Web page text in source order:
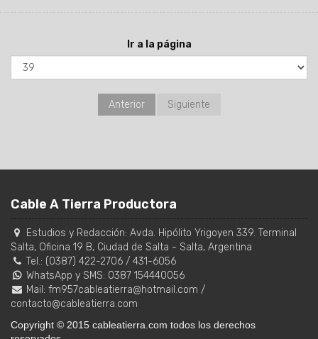
Ir a la página
Anterior Siguiente
Cable A Tierra Productora
Estudios y Redacción: Avda. Hipólito Yrigoyen 339. Terminal
Salta, Oficina 19 B, Ciudad de Salta - Salta, Argentina
Tel.: (0387) 422-2706 / 431-6056
WhatsApp y SMS: 0387 154440056
Mail: fm957cableatierra@hotmail.com /
contacto@cableatierra.com
Copyright © 2015 cableatierra.com todos los derechos